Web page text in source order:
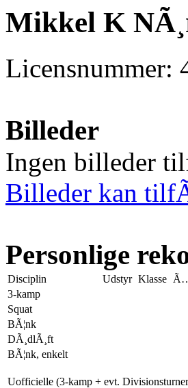
Mikkel K
Licensnummer:
Billeder
Ingen billeder
Billeder kan
Personlige
Disciplin Udstyr Klasse
3-kamp
Squat
BÃ¦nk
DÃ¸dlÃ¸ft
BÃ¦nk, enkelt
Uofficielle (3-kamp + evt.